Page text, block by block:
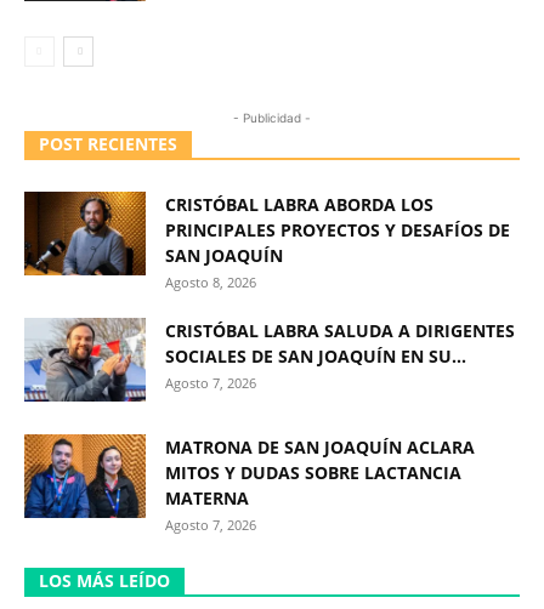
- Publicidad -
POST RECIENTES
CRISTÓBAL LABRA ABORDA LOS
PRINCIPALES PROYECTOS Y DESAFÍOS DE
SAN JOAQUÍN
Agosto 8, 2026
CRISTÓBAL LABRA SALUDA A DIRIGENTES
SOCIALES DE SAN JOAQUÍN EN SU...
Agosto 7, 2026
MATRONA DE SAN JOAQUÍN ACLARA
MITOS Y DUDAS SOBRE LACTANCIA
MATERNA
Agosto 7, 2026
LOS MÁS LEÍDO